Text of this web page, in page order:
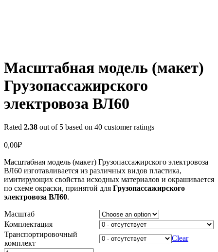
Масштабная модель (макет)
Грузопассажирского
электровоза ВЛ60
Rated 2.38 out of 5 based on 40 customer ratings
0,00₽
Масштабная модель (макет) Грузопассажирского электровоза
ВЛ60 изготавливается из различных видов пластика,
имитирующих свойства исходных материалов и окрашивается
по схеме окраски, принятой для Грузопассажирского
электровоза ВЛ60.
Масштаб
Комплектация
Транспортировочный
комплект
Clear